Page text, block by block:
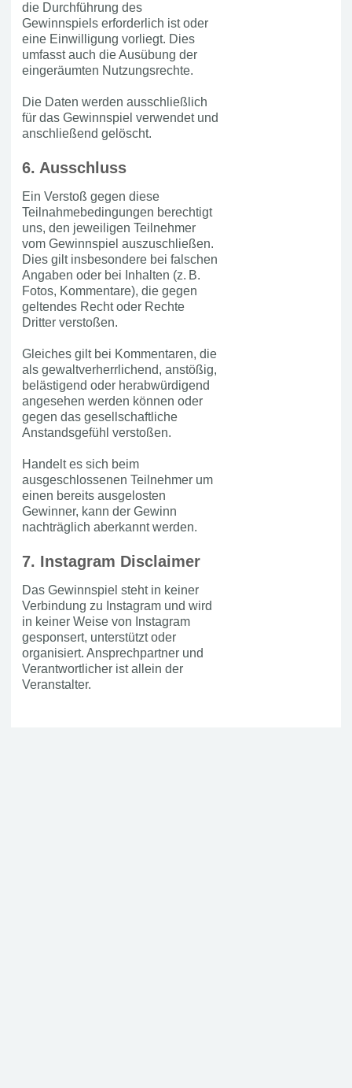
die Durchführung des
Gewinnspiels erforderlich ist oder
eine Einwilligung vorliegt. Dies
umfasst auch die Ausübung der
eingeräumten Nutzungsrechte.
Die Daten werden ausschließlich
für das Gewinnspiel verwendet und
anschließend gelöscht.
6. Ausschluss
Ein Verstoß gegen diese
Teilnahmebedingungen berechtigt
uns, den jeweiligen Teilnehmer
vom Gewinnspiel auszuschließen.
Dies gilt insbesondere bei falschen
Angaben oder bei Inhalten (z. B.
Fotos, Kommentare), die gegen
geltendes Recht oder Rechte
Dritter verstoßen.
Gleiches gilt bei Kommentaren, die
als gewaltverherrlichend, anstößig,
belästigend oder herabwürdigend
angesehen werden können oder
gegen das gesellschaftliche
Anstandsgefühl verstoßen.
Handelt es sich beim
ausgeschlossenen Teilnehmer um
einen bereits ausgelosten
Gewinner, kann der Gewinn
nachträglich aberkannt werden.
7. Instagram Disclaimer
Das Gewinnspiel steht in keiner
Verbindung zu Instagram und wird
in keiner Weise von Instagram
gesponsert, unterstützt oder
organisiert. Ansprechpartner und
Verantwortlicher ist allein der
Veranstalter.